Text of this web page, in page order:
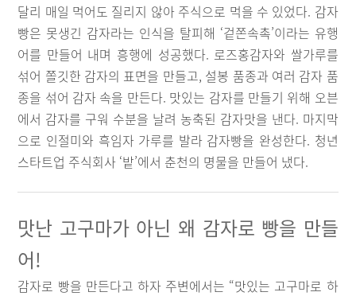
달리 매일 먹어도 질리지 않아 주식으로 먹을 수 있었다. 감자
빵은 못생긴 감자라는 인식을 탈피해 ‘겉쫀속촉’이라는 유행
어를 만들어 내며 흥행에 성공했다. 로즈홍감자와 쌀가루를
섞어 쫄깃한 감자의 표면을 만들고, 설봉 품종과 여러 감자 품
종을 섞어 감자 속을 만든다. 맛있는 감자를 만들기 위해 오븐
에서 감자를 구워 수분을 날려 농축된 감자맛을 낸다. 마지막
으로 인절미와 흑임자 가루를 발라 감자빵을 완성한다. 청년
스타트업 주식회사 ‘밭’에서 춘천의 명물을 만들어 냈다.
맛난 고구마가 아닌 왜 감자로 빵을 만들
어!
감자로 빵을 만든다고 하자 주변에서는 “맛있는 고구마로 하